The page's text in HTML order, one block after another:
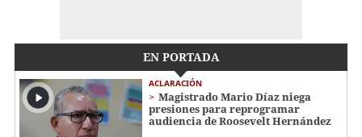
EN PORTADA
ACLARACIÓN
Magistrado Mario Díaz niega
presiones para reprogramar
audiencia de Roosevelt Hernández